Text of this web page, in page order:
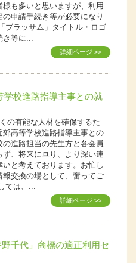
も多いと思いますが、利用
申請手続き等が必要になり
ブラッサム」タイトル・ロゴ
等に...
詳細ページ >>
学校進路指導主事との就
の有能な人材を確保するた
高等学校進路指導主事との
進路担当の先生方と各会員
、将来に亘り、より深い連
と考えております。お忙し
交換の場として、奮ってご
は、...
詳細ページ >>
千代」商標の適正利用セ